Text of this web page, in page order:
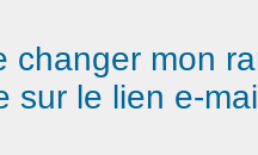
changer mon
sur le lien e-